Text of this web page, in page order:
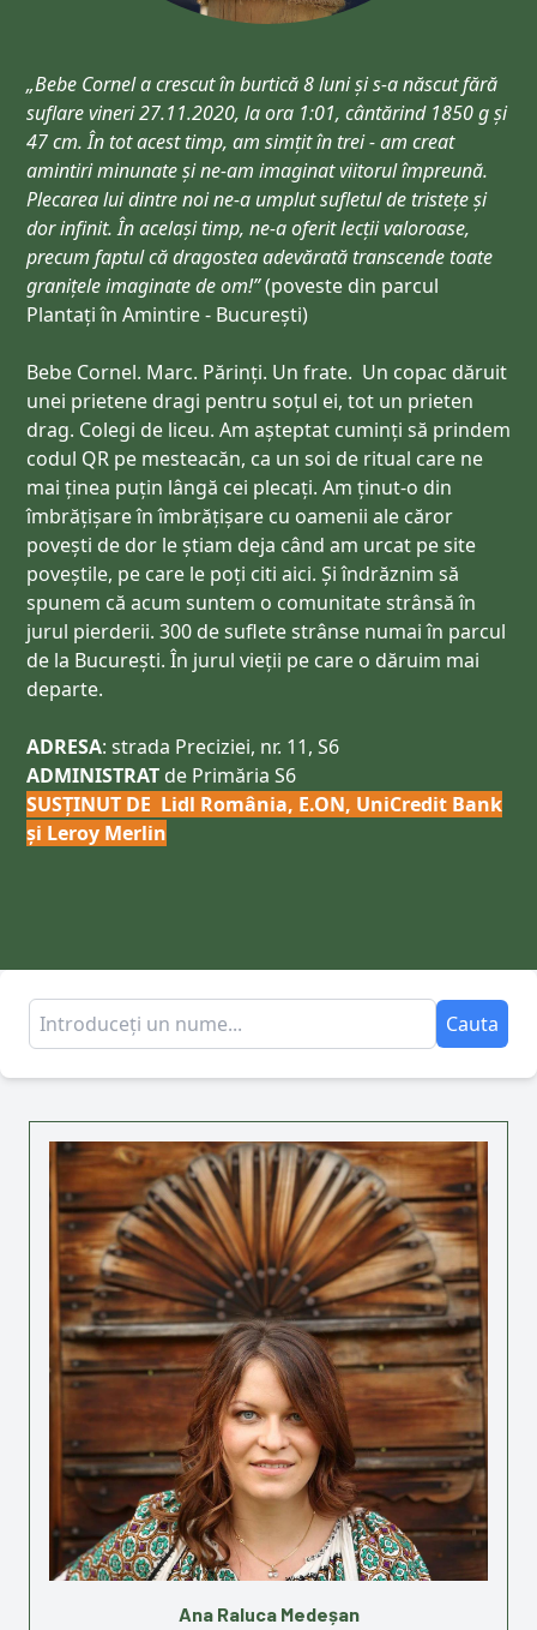
„Bebe Cornel a crescut în burtică 8 luni și s-a născut fără
suflare vineri 27.11.2020, la ora 1:01, cântărind 1850 g și
47 cm. În tot acest timp, am simțit în trei - am creat
amintiri minunate și ne-am imaginat viitorul împreună.
Plecarea lui dintre noi ne-a umplut sufletul de tristețe și
dor infinit. În același timp, ne-a oferit lecții valoroase,
precum faptul că dragostea adevărată transcende toate
granițele imaginate de om!”(poveste din parcul
Plantați în Amintire - București)
Bebe Cornel. Marc. Părinți. Un frate. Un copac dăruit
unei prietene dragi pentru soțul ei, tot un prieten
drag. Colegi de liceu. Am așteptat cuminți să prindem
codul QR pe mesteacăn, ca un soi de ritual care ne
mai ținea puțin lângă cei plecați. Am ținut-o din
îmbrățișare în îmbrățișare cu oamenii ale căror
povești de dor le știam deja când am urcat pe site
poveștile, pe care le poți citi aici. Și îndrăznim să
spunem că acum suntem o comunitate strânsă în
jurul pierderii. 300 de suflete strânse numai în parcul
de la București. În jurul vieții pe care o dăruim mai
departe.
ADRESA: strada Preciziei, nr. 11, S6
ADMINISTRAT de Primăria S6
SUSȚINUT DE Lidl România, E.ON, UniCredit Bank
și Leroy Merlin
Cauta
Ana Raluca Medeșan